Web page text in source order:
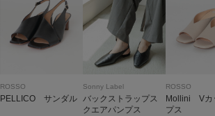
ROSSO
PELLICO サンダル
Sonny Label
バックストラップス
クエアパンプス
ROSSO
Mollini Vカ
プス